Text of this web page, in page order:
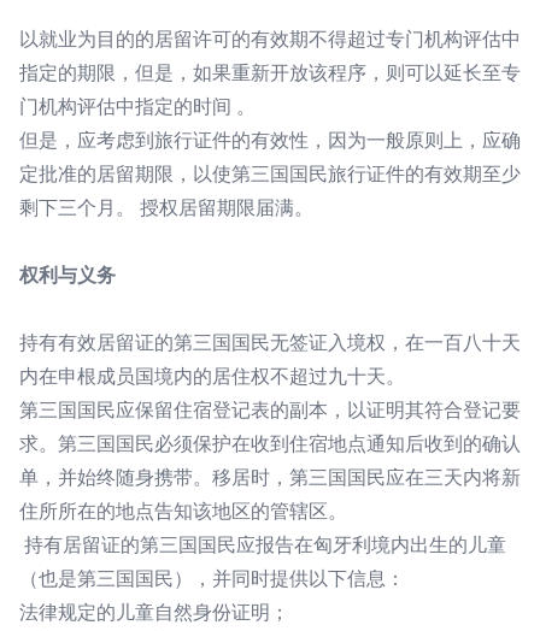
以就业为目的的居留许可的有效期不得超过专门机构评估中
指定的期限，但是，如果重新开放该程序，则可以延长至专
门机构评估中指定的时间 。
但是，应考虑到旅行证件的有效性，因为一般原则上，应确
定批准的居留期限，以使第三国国民旅行证件的有效期至少
剩下三个月。 授权居留期限届满。
权利与义务
持有有效居留证的第三国国民无签证入境权，在一百八十天
内在申根成员国境内的居住权不超过九十天。
第三国国民应保留住宿登记表的副本，以证明其符合登记要
求。第三国国民必须保护在收到住宿地点通知后收到的确认
单，并始终随身携带。移居时，第三国国民应在三天内将新
住所所在的地点告知该地区的管辖区。
持有居留证的第三国国民应报告在匈牙利境内出生的儿童
（也是第三国国民），并同时提供以下信息：
法律规定的儿童自然身份证明；